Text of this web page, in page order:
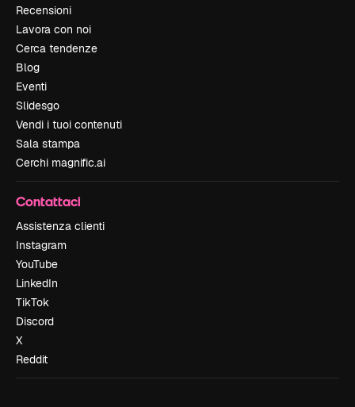
Recensioni
Lavora con noi
Cerca tendenze
Blog
Eventi
Slidesgo
Vendi i tuoi contenuti
Sala stampa
Cerchi magnific.ai
Contattaci
Assistenza clienti
Instagram
YouTube
LinkedIn
TikTok
Discord
X
Reddit